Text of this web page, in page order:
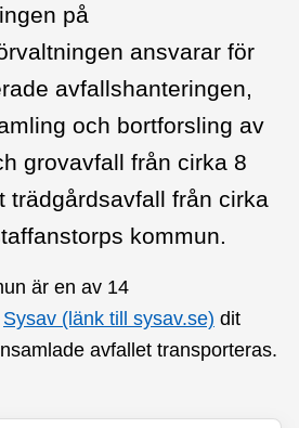
på
ansvarar för
avfallshanteringen,
och bortforsling av
grovavfall från cirka 8
trädgårdsavfall från cirka
kommun.
är en av 14
Sysav (länk till sysav.se) dit
avfallet transporteras.